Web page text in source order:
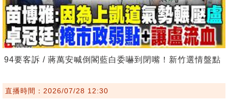
94要客訴 / 蔣萬安喊倒閣藍白委嚇到閉嘴！新竹選情盤點
直播時間：2026/07/28 12:30